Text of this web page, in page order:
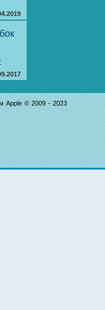
Apple © 2009 - 2023